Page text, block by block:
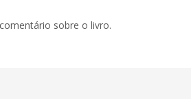
sobre o livro.